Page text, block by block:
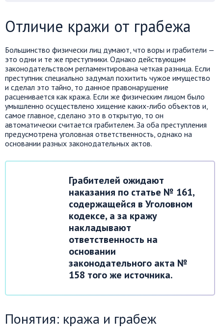
Отличие кражи от грабежа
Большинство физически лиц думают, что воры и грабители —
это одни и те же преступники. Однако действующим
законодательством регламентирована четкая разница. Если
преступник специально задумал похитить чужое имущество
и сделал это тайно, то данное правонарушение
расценивается как кража. Если же физическим лицом было
умышленно осуществлено хищение каких-либо объектов и,
самое главное, сделано это в открытую, то он
автоматически считается грабителем. За оба преступления
предусмотрена уголовная ответственность, однако на
основании разных законодательных актов.
Грабителей ожидают
наказания по статье № 161,
содержащейся в Уголовном
кодексе, а за кражу
накладывают
ответственность на
основании
законодательного акта №
158 того же источника.
Понятия: кража и грабеж